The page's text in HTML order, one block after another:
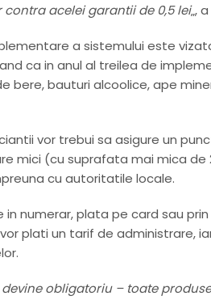
acelei garantii de 0,5 lei„,
a sistemului este
ca in anul al treilea de
bere, bauturi alcoolice, ape
vor trebui sa asigure un
mici (cu suprafata mai mica
cu autoritatile locale.
numerar, plata pe card sau
plati un tarif de administrare,
obligatoriu – toate